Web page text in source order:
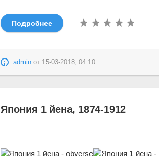
Подробнее
admin от 15-03-2018, 04:10
Япония 1 йена, 1874-1912